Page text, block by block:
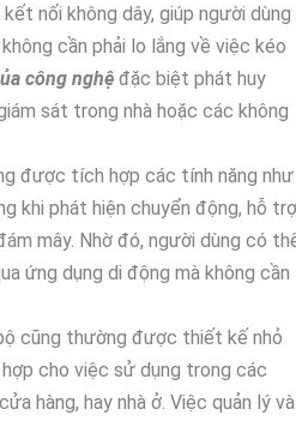
nối không dây, giúp người dùng
cần phải lo lắng về việc kéo
công nghệ đặc biệt phát huy
sát trong nhà hoặc các không
được tích hợp các tính năng như
khi phát hiện chuyển động, hỗ trợ
mây. Nhờ đó, người dùng có
ứng dụng di động mà không cần
cũng thường được thiết kế nhỏ
cho việc sử dụng trong các
hàng, hay nhà ở. Việc quản lý và